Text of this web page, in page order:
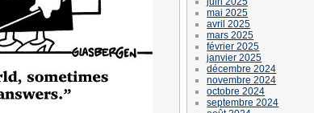
mai 2025
avril 2025
mars 2025
février 2025
janvier 2025
décembre 2024
novembre 2024
octobre 2024
septembre 2024